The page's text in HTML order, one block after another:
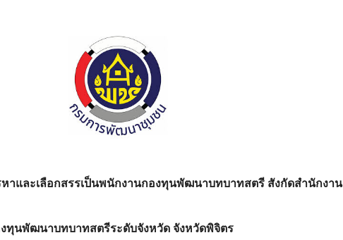
หาและเลือกสรรเป็นพนักงานกองทุนพัฒนาบทบาทสตรี สังกัดสํานักงาน
ทุนพัฒนาบทบาทสตรีระดับจังหวัด จังหวัดพิจิตร